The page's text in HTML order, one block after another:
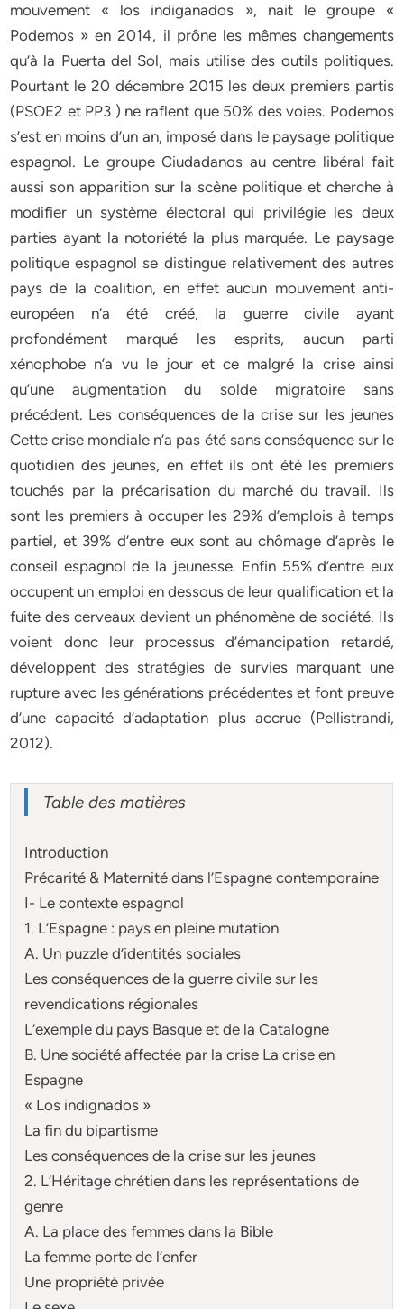
mouvement « los indiganados », nait le groupe «
Podemos » en 2014, il prône les mêmes changements
qu’à la Puerta del Sol, mais utilise des outils politiques.
Pourtant le 20 décembre 2015 les deux premiers partis
(PSOE2 et PP3 ) ne raflent que 50% des voies. Podemos
s’est en moins d’un an, imposé dans le paysage politique
espagnol. Le groupe Ciudadanos au centre libéral fait
aussi son apparition sur la scène politique et cherche à
modifier un système électoral qui privilégie les deux
parties ayant la notoriété la plus marquée. Le paysage
politique espagnol se distingue relativement des autres
pays de la coalition, en effet aucun mouvement anti-
européen n’a été créé, la guerre civile ayant
profondément marqué les esprits, aucun parti
xénophobe n’a vu le jour et ce malgré la crise ainsi
qu’une augmentation du solde migratoire sans
précédent. Les conséquences de la crise sur les jeunes
Cette crise mondiale n’a pas été sans conséquence sur le
quotidien des jeunes, en effet ils ont été les premiers
touchés par la précarisation du marché du travail. Ils
sont les premiers à occuper les 29% d’emplois à temps
partiel, et 39% d’entre eux sont au chômage d’après le
conseil espagnol de la jeunesse. Enfin 55% d’entre eux
occupent un emploi en dessous de leur qualification et la
fuite des cerveaux devient un phénomène de société. Ils
voient donc leur processus d’émancipation retardé,
développent des stratégies de survies marquant une
rupture avec les générations précédentes et font preuve
d’une capacité d’adaptation plus accrue (Pellistrandi,
2012).
Table des matières
Introduction
Précarité & Maternité dans l’Espagne contemporaine
I- Le contexte espagnol
1. L’Espagne : pays en pleine mutation
A. Un puzzle d’identités sociales
Les conséquences de la guerre civile sur les
revendications régionales
L’exemple du pays Basque et de la Catalogne
B. Une société affectée par la crise La crise en
Espagne
« Los indignados »
La fin du bipartisme
Les conséquences de la crise sur les jeunes
2. L’Héritage chrétien dans les représentations de
genre
A. La place des femmes dans la Bible
La femme porte de l’enfer
Une propriété privée